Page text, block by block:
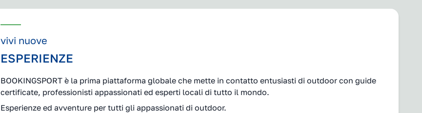
vivi nuove
ESPERIENZE
BOOKINGSPORT è la prima piattaforma globale che mette in contatto entusiasti di outdoor con guide
certificate, professionisti appassionati ed esperti locali di tutto il mondo.
Esperienze ed avventure per tutti gli appassionati di outdoor.